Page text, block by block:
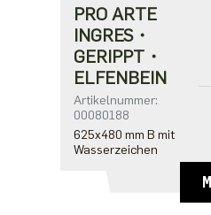
PRO ARTE
INGRES・
GERIPPT・
ELFENBEIN
Artikelnummer:
00080188
625x480 mm B mit
Wasserzeichen